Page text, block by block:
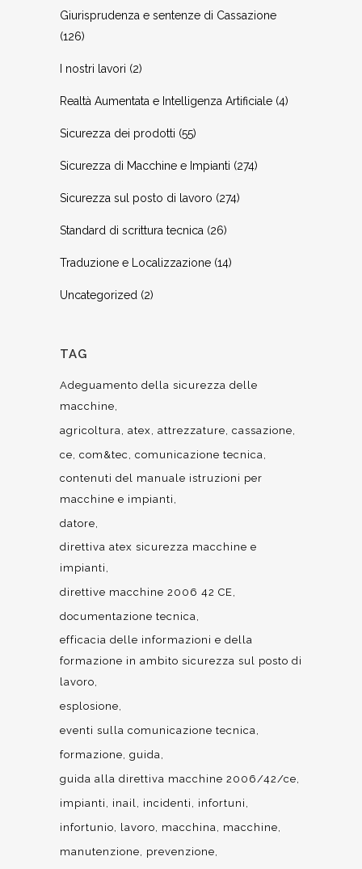
Giurisprudenza e sentenze di Cassazione
(126)
I nostri lavori (2)
Realtà Aumentata e Intelligenza Artificiale (4)
Sicurezza dei prodotti (55)
Sicurezza di Macchine e Impianti (274)
Sicurezza sul posto di lavoro (274)
Standard di scrittura tecnica (26)
Traduzione e Localizzazione (14)
Uncategorized (2)
TAG
Adeguamento della sicurezza delle
macchine
agricoltura atex attrezzature cassazione
ce com&tec
comunicazione tecnica
contenuti del manuale istruzioni per
macchine e impianti
datore
direttiva atex sicurezza macchine e
impianti
direttive macchine 2006 42 CE
documentazione tecnica
efficacia delle informazioni e della
formazione in ambito sicurezza sul posto di
lavoro
esplosione
eventi sulla comunicazione tecnica
formazione guida
guida alla direttiva macchine 2006/42/ce
impianti
inail incidenti
infortuni
infortunio
lavoro macchina
macchine
manutenzione
prevenzione